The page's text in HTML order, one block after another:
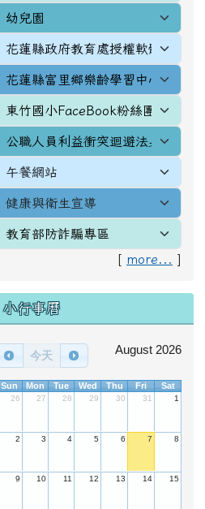
[ more... ]
小行事曆
今天 August 2026
Sun Mon Tue Wed Thu Fri Sat
26 27 28 29 30 31 1
2 3 4 5 6 7 8
9 10 11 12 13 14 15